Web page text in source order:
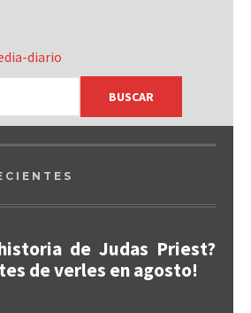
de Judas Priest?
de verles en agosto!